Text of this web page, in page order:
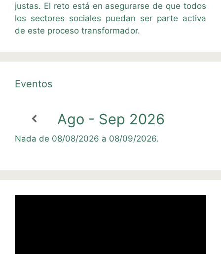
justas. El reto está en asegurarse de que todos
los sectores sociales puedan ser parte activa
de este proceso transformador.
Eventos
Ago - Sep 2026
Nada de 08/08/2026 a 08/09/2026.